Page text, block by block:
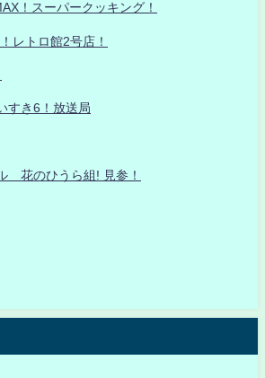
！スーパークッキング！
レトロ館2号店！
すき6！放送局
花のひうら組! 見参！